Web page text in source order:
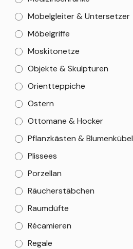
Möbelgleiter & Untersetzer
Möbelgriffe
Moskitonetze
Objekte & Skulpturen
Orientteppiche
Ostern
Ottomane & Hocker
Pflanzkästen & Blumenkübel
Plissees
Porzellan
Räucherstäbchen
Raumdüfte
Récamieren
Regale